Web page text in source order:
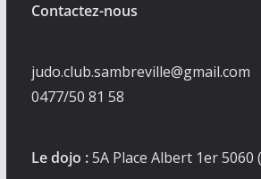
Contactez-nous
judo.club.sambreville@gmail.com
0477/50 81 58
Le dojo :5A Place Albert 1er 5060